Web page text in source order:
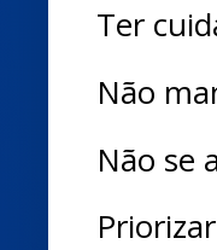
Ter
Não
Não se